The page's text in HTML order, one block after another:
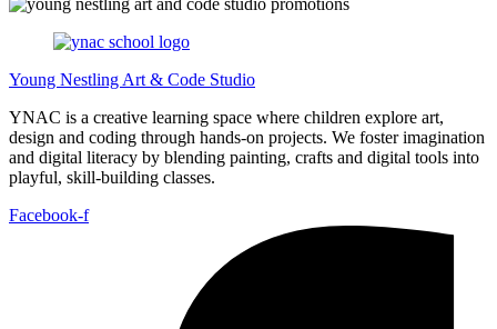
Young Nestling Art & Code Studio
YNAC is a creative learning space where children explore art,
design and coding through hands‑on projects. We foster imagination
and digital literacy by blending painting, crafts and digital tools into
playful, skill‑building classes.
Facebook-f